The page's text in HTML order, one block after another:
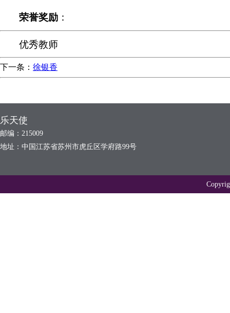
荣誉奖励 ：
优秀教师
下一条： 徐银香
乐天使
邮编：215009
地址：中国江苏省苏州市虎丘区学府路99号